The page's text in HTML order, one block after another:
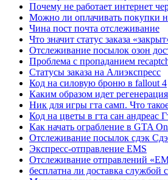
Почему не работает интернет
Можно ли оплачивать покупки
Чина пост почта отслеживание
Что значит статус заказа
Отслеживание посылок озон
Проблема с пропаданием
Статусы заказа на Алиэкспресс
Код на силовую броню в fallout 4
Каким образом идет регенерация
Ник для игры гта самп. Что
Код на цветы в гта сан андреас
Как начать ограбление в GTA
Отслеживание посылок сдэк
Экспресс-отправление EMS
Отслеживание отправлений
бесплатна ли доставка службой